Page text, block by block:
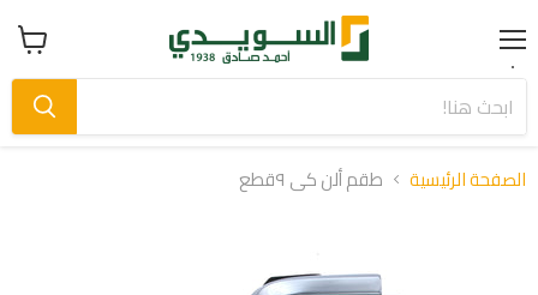
Menu عرض
سلة
الصفحة الرئيسية طقم ألن كى ٩قطع